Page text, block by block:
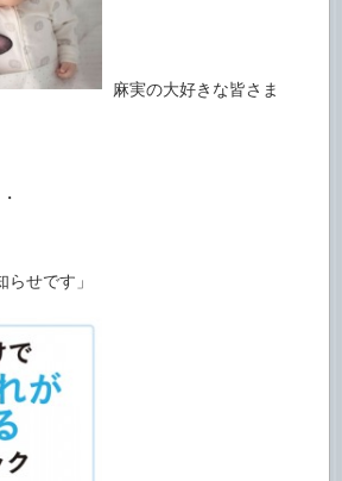
麻実の大好きな皆さま
らせです」